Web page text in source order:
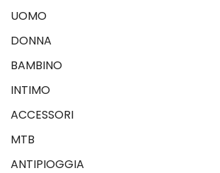
UOMO
DONNA
BAMBINO
INTIMO
ACCESSORI
MTB
ANTIPIOGGIA